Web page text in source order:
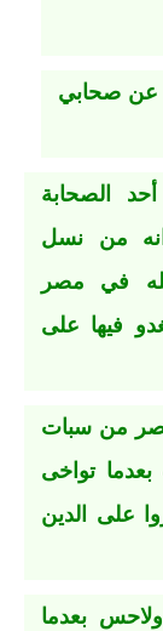
عن صحابي
الصحابة
انه من نسل
في مصر
فيها على
من سبات
بعدما تواخى
على الدين
بعدما